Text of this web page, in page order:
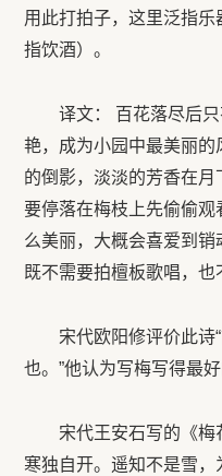
用此打拍子，这里泛指
指饮酒）。
译文： 百花落尽后
艳，成为小园中最美丽
的倒影，淡淡的芳香在
要停落在梅枝上先偷偷
么美丽，大概会喜爱到销
既不需要拍檀板歌唱，也
宋代欧阳修评价此诗
也。”他认为写梅写得最好
宋代王安石写的《
寒独自开。遥知不是雪，